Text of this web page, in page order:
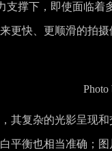
支撑下，即使面临
更快、更顺滑的拍摄
其复杂的光影呈现
平衡也相当准确；图